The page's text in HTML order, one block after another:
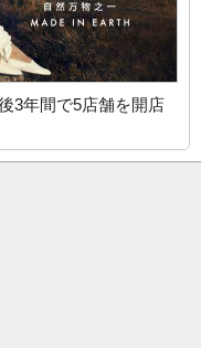
3年間で5店舗を開店